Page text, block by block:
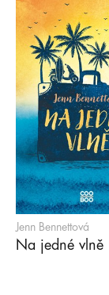
Jenn Bennettová
Na jedné vlně